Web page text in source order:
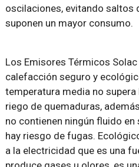
oscilaciones, evitando saltos
suponen un mayor consumo.
Los Emisores Térmicos
calefacción seguro y
temperatura media no
riego de quemaduras,
no contienen ningún fluido
hay riesgo de fugas.
a la electricidad que es una